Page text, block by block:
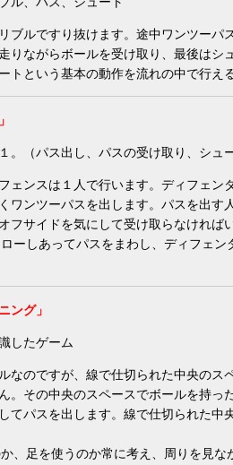
ブルですり抜けます。途中ワンツーパ
りながらボールを受け取り、最後はシ
トという基本の動作を流れの中で行え
。（パス出し、パスの受け取り、シュー
ェンスは１人で行います。ディフェン
ワンツーパスを出します。パスを出す
フサイドを気にして受け取らなければ
しあってパスをまわし、ディフェン
ング」
したゲーム
なのですが、線で仕切られた中央のス
。その中央のスペースでボールを持っ
てパスを出します。線で仕切られた中
足を使うのか常に考え、周りを見な